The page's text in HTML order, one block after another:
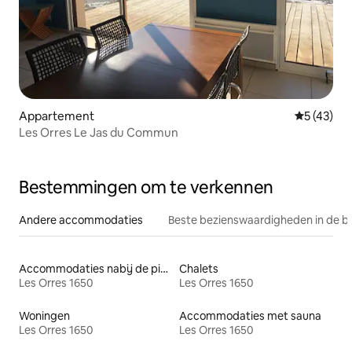
Appartement
5 (43)
Les Orres Le Jas du Commun
Bestemmingen om te verkennen
Andere accommodaties Beste bezienswaardigheden in de
Accommodaties nabij de piste
Les Orres 1650
Chalets
Les Orres 1650
Woningen
Les Orres 1650
Accommodaties met sauna
Les Orres 1650